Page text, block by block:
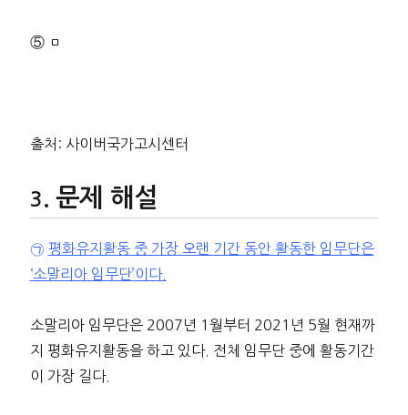
⑤ ㅁ
출처: 사이버국가고시센터
문제 해설
㉠ 평화유지활동 중 가장 오랜 기간 동안 활동한 임무단은
‘소말리아 임무단’이다.
소말리아 임무단은 2007년 1월부터 2021년 5월 현재까
지 평화유지활동을 하고 있다. 전체 임무단 중에 활동기간
이 가장 길다.